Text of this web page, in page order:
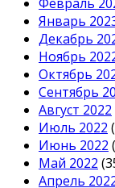
Январь
Декабрь
Ноябрь
Октябрь
Сентябрь
Август 2022
Июль 2022
Июнь 2022
Май 2022
Апрель